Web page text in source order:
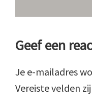
Lees
Interacties
Geef een
Je e-mailadres
Vereiste velden